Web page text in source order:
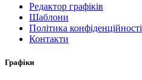
Редактор графіків
Шаблони
Політика конфіденційності
Контакти
Графіки